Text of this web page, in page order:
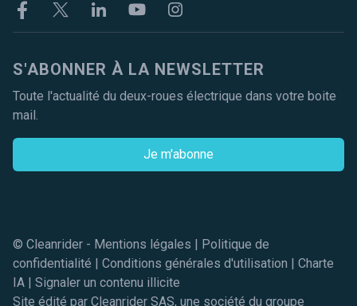
FacebookTwitter LinkekinYoutubeInstagram
S'ABONNER À LA NEWSLETTER
Toute l'actualité du deux-roues électrique dans votre boite
mail.
Je m'abonne
© Cleanrider - Mentions légales
Politique de
confidentialité
Conditions générales d'utilisation
Charte
IA
Signaler un contenu illicite
Site édité par Cleanrider SAS, une société du groupe